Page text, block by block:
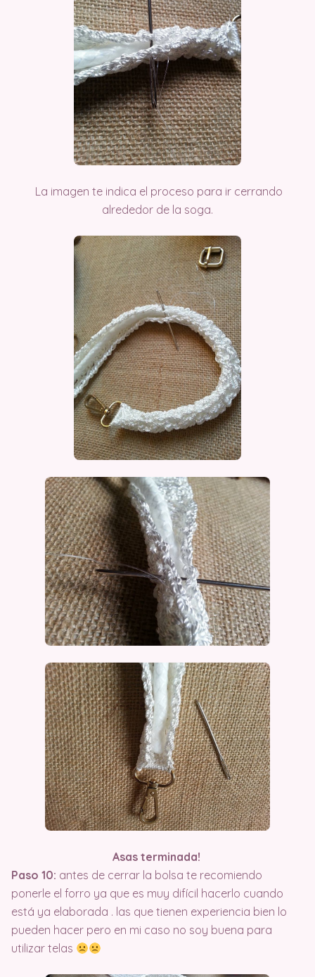
La imagen te indica el proceso para ir cerrando
alrededor de la soga.
Asas terminada!
Paso 10: antes de cerrar la bolsa te recomiendo
ponerle el forro ya que es muy difícil hacerlo cuando
está ya elaborada . las que tienen experiencia bien lo
pueden hacer pero en mi caso no soy buena para
utilizar telas